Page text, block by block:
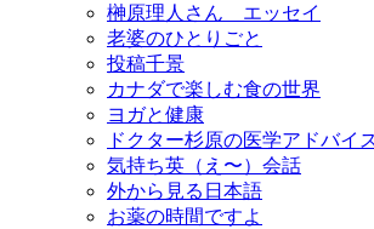
榊原理人さん エッセイ
老婆のひとりごと
投稿千景
カナダで楽しむ食の世界
ヨガと健康
ドクター杉原の医学アドバイ
気持ち英（え〜）会話
外から見る日本語
お薬の時間ですよ